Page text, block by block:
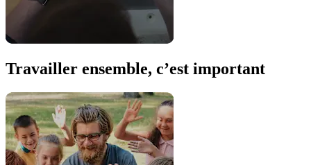
Travailler ensemble, c’est important